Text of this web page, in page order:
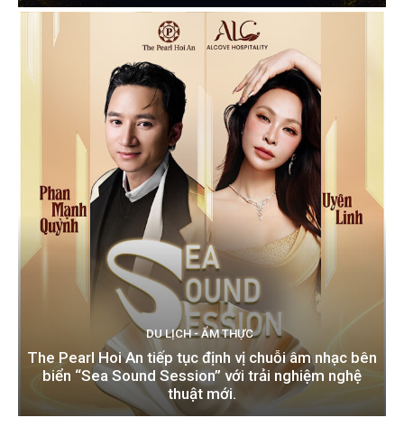
DU LỊCH - ẨM THỰC
The Pearl Hoi An tiếp tục định vị chuỗi âm nhạc bên
biển “Sea Sound Session” với trải nghiệm nghệ
thuật mới.